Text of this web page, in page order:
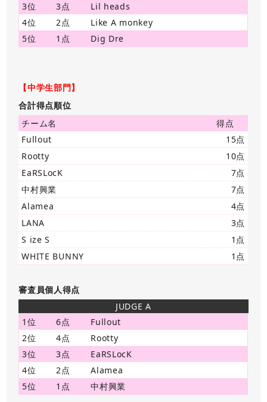
3位
3点
Lil heads
4位
2点
Like A monkey
5位
1点 Dig Dre
【中学生部門】
合計得点順位
チーム名
得点
Fullout
15点
Rootty
10点
EaRSLocK
7点
中村興業
7点
Alamea
4点
LANA
3点
S ize S
1点
WHITE BUNNY
1点
審査員個人得点
JUDGE A
1位
6点
Fullout
2位
4点
Rootty
3位
3点
EaRSLocK
4位
2点
Alamea
5位
1点 中村興業